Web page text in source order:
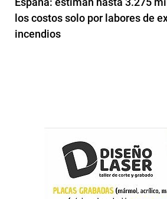
los costos solo por labores de
incendios